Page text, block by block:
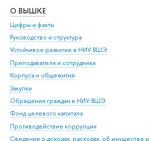
О ВЫШКЕ
Цифры и факты
Руководство и структура
Устойчивое развитие в НИУ ВШЭ
Преподаватели и сотрудники
Корпуса и общежития
Закупки
Обращения граждан в НИУ ВШЭ
Фонд целевого капитала
Противодействие коррупции
Сведения о доходах, расходах, об имуществе и